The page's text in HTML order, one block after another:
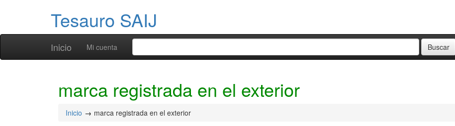
Tesauro SAIJ
Inicio Mi cuenta
marca registrada en el exterior
Inicio marca registrada en el exterior